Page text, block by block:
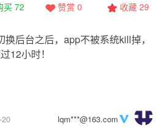
收藏 29
赞赏 0
买 72
后台之后，app不被系统kill掉，
12小时！
lqm***@163.com